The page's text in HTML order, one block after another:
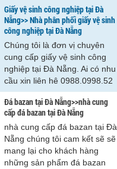
Giấy vệ sinh công nghiệp tại Đà
Nẵng>> Nhà phân phối giấy vệ sinh
công nghiệp tại Đà Nẵng
Chúng tôi là đơn vị chuyên
cung cấp giấy vệ sinh công
nghiệp tại Đà Nẵng. Ai có nhu
cầu xin liên hê 0988.0998.52
Đá bazan tại Đà Nẵng>>nhà cung
cấp đá bazan tại Đà Nẵng
nhà cung cấp đá bazan tại Đà
Nẵng chúng tôi cam kết sẽ sẽ
mang lại cho khách hàng
những sản phẩm đá bazan